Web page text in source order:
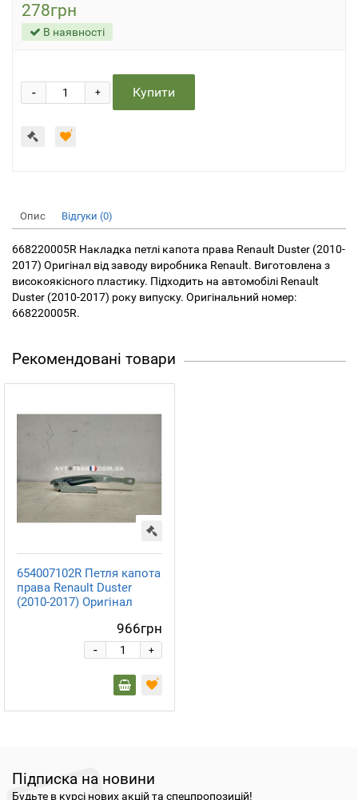
278грн
В наявності
+
- Купити
Опис Відгуки (0)
668220005R Накладка петлі капота права Renault Duster (2010-
2017) Оригінал від заводу виробника Renault. Виготовлена з
високоякісного пластику. Підходить на автомобілі Renault
Duster (2010-2017) року випуску. Оригінальний номер:
668220005R.
Рекомендовані товари
654007102R Петля капота
права Renault Duster
(2010-2017) Оригінал
966грн
+
-
Підписка на новини
Будьте в курсі нових акцій та спецпропозицій!